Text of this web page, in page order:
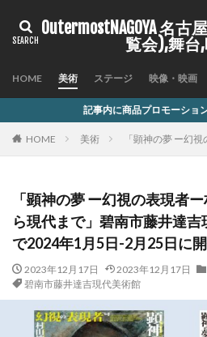
OutermostNAGOYA 名
覧会),舞台
HOME 美術 ステージ 映像・映画
に商品プロモーションを含む場合があります
HOME 美術 「顕神の夢 ー幻
「顕神の夢 ー幻視の表現者
ら現代まで」碧南市藤井達吉
で2024年1月5日-2月25日に
2023年12月17日 2023年12月17日
碧南市藤井達吉現代美術館